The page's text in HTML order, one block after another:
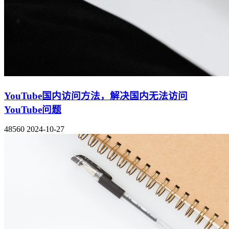
YouTube国内访问方法，解决国内无法访问
YouTube问题
48560 2024-10-27